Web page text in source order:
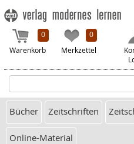
0
Warenkorb
0
Merkzettel
Bücher Zeitschriften
Online-Material